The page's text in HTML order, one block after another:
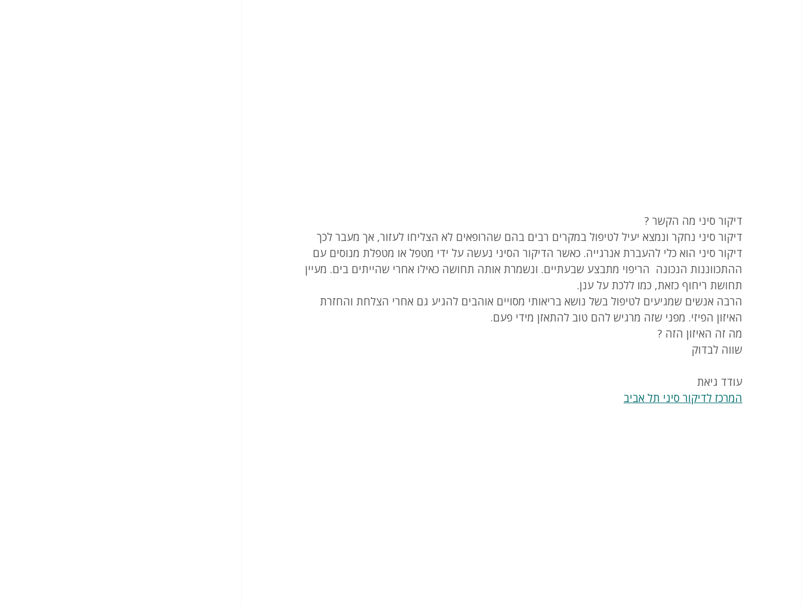
דיקור סיני מה הקשר ?
דיקור סיני נחקר ונמצא יעיל לטיפול במקרים רבים בהם שהרופאים לא הצליחו לעזור, אך מעבר לכך
דיקור סיני הוא כלי להעברת אנרגייה. כאשר הדיקור הסיני נעשה על ידי מטפל או מטפלת מנוסים עם
ההתכווננות הנכונה  הריפוי מתבצע שבעתיים. ונשמרת אותה תחושה כאילו אחרי שהייתים בים. מעיין
תחושת ריחוף כזאת, כמו ללכת על ענן.
הרבה אנשים שמגיעים לטיפול בשל נושא בריאותי מסויים אוהבים להגיע גם אחרי הצלחת והחזרת
האיזון הפיזי. מפני שזה מרגיש להם טוב להתאזן מידי פעם.
מה זה האיזון הזה ?
שווה לבדוק
עודד גיאת
המרכז לדיקור סיני תל אביב